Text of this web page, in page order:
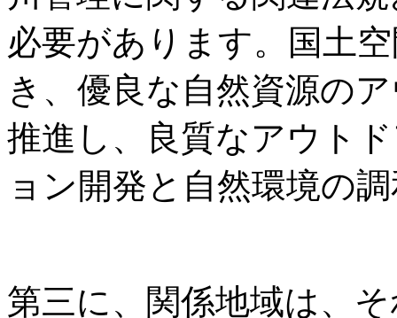
必要があります。国土
き、優良な自然資源の
推進し、良質なアウト
ョン開発と自然環境の
第三に、関係地域は、